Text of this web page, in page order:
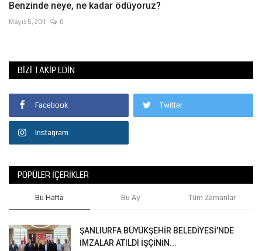
Benzinde neye, ne kadar ödüyoruz?
Mayıs 5, 2011 0
BIZI TAKIP EDIN
Facebook Twitter
Instagram
POPÜLER İÇERIKLER
Bu Hafta Bu Ay Tüm Zamanlar
ŞANLIURFA BÜYÜKŞEHİR BELEDİYESİ'NDE
İMZALAR ATILDI İŞÇİNİN...